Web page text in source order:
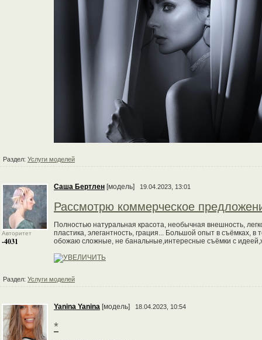
Раздел: Услуги моделей
Авторитет
-4031
Саша Бертлен [модель] 19.04.2023, 13:01
Рассмотрю коммерческое
Полностью натуральная красота, необычная внешность,
пластика, элегантность, грация... Большой опыт в съёмках,
обожаю сложные, не банальные,интересные съёмки с
Раздел: Услуги моделей
Yanina Yanina [модель] 18.04.2023, 10:54
*